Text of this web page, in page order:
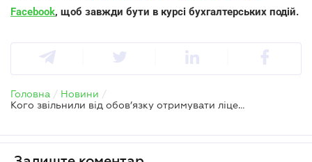
Facebook, щоб завжди бути в курсі бухгалтерських подій.
Головна / Новини /
Кого звільнили від обов’язку отримувати ліцензії на право зберігання пального